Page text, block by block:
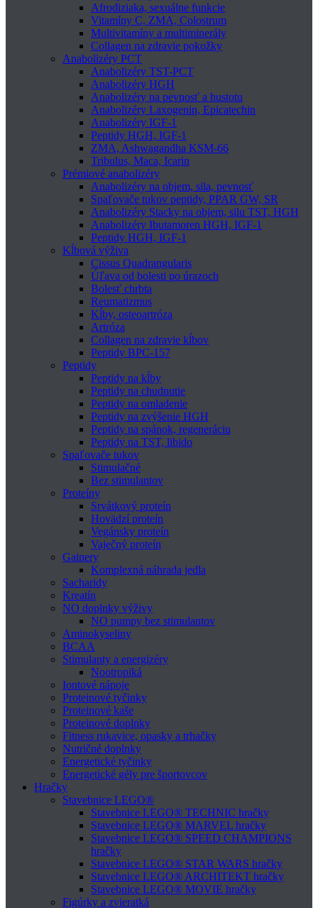
Afrodiziaka, sexuálne funkcie
Vitamíny C, ZMA, Colostrum
Multivitamíny a multiminerály
Collagen na zdravie pokožky
Anabolizéry PCT
Anabolizéry TST-PCT
Anabolizéry HGH
Anabolizéry na pevnosť a hustotu
Anabolizéry Laxogenin, Epicatechin
Anabolizéry IGF-1
Peptidy HGH, IGF-1
ZMA, Ashwagandha KSM-66
Tribulus, Maca, Icarin
Prémiové anabolizéry
Anabolizéry na objem, sila, pevnosť
Spaľovače tukov peptidy, PPAR GW, SR
Anabolizéry Stacky na objem, silu TST, HGH
Anabolizéry Ibutamoren HGH, IGF-1
Peptidy HGH, IGF-1
Kĺbová výživa
Cissus Quadrangularis
Úľava od bolesti po úrazoch
Bolesť chrbta
Reumatizmus
Kĺby, osteoartróza
Artróza
Collagen na zdravie kĺbov
Peptidy BPC-157
Peptidy
Peptidy na kĺby
Peptidy na chudnutie
Peptidy na omladenie
Peptidy na zvýšenie HGH
Peptidy na spánok, regeneráciu
Peptidy na TST, libido
Spaľovače tukov
Stimulačné
Bez stimulantov
Proteíny
Srvátkový proteín
Hovädzí proteín
Vegánsky proteín
Vaječný proteín
Gainery
Komplexná náhrada jedla
Sacharidy
Kreatín
NO doplnky výživy
NO pumpy bez stimulantov
Aminokyseliny
BCAA
Stimulanty a energizéry
Nootropiká
Iontové nápoje
Proteinové tyčinky
Proteinové kaše
Proteinové doplnky
Fitness rukavice, opasky a trhačky
Nutričné doplnky
Energetické tyčinky
Energetické gély pre športovcov
Hračky
Stavebnice LEGO®
Stavebnice LEGO® TECHNIC hračky
Stavebnice LEGO® MARVEL hračky
Stavebnice LEGO® SPEED CHAMPIONS
hračky
Stavebnice LEGO® STAR WARS hračky
Stavebnice LEGO® ARCHITEKT hračky
Stavebnice LEGO® MOVIE hračky
Figúrky a zvieratká